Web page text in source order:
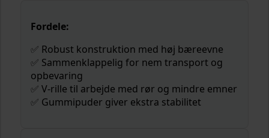
Fordele:
✅ Robust konstruktion med høj bæreevne
✅ Sammenklappelig for nem transport og
opbevaring
✅ V-rille til arbejde med rør og mindre emner
✅ Gummipuder giver ekstra stabilitet